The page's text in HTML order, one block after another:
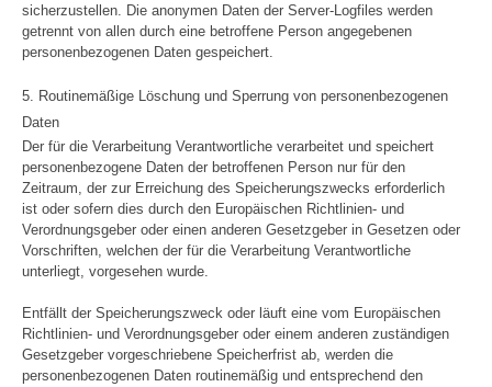
sicherzustellen. Die anonymen Daten der Server-Logfiles werden
getrennt von allen durch eine betroffene Person angegebenen
personenbezogenen Daten gespeichert.
5. Routinemäßige Löschung und Sperrung von personenbezogenen
Daten
Der für die Verarbeitung Verantwortliche verarbeitet und speichert
personenbezogene Daten der betroffenen Person nur für den
Zeitraum, der zur Erreichung des Speicherungszwecks erforderlich
ist oder sofern dies durch den Europäischen Richtlinien- und
Verordnungsgeber oder einen anderen Gesetzgeber in Gesetzen oder
Vorschriften, welchen der für die Verarbeitung Verantwortliche
unterliegt, vorgesehen wurde.
Entfällt der Speicherungszweck oder läuft eine vom Europäischen
Richtlinien- und Verordnungsgeber oder einem anderen zuständigen
Gesetzgeber vorgeschriebene Speicherfrist ab, werden die
personenbezogenen Daten routinemäßig und entsprechend den